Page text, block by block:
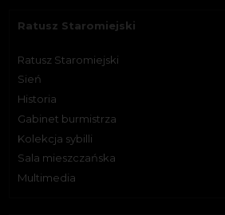
Ratusz Staromiejski
Ratusz Staromiejski
Sień
Historia
Gabinet burmistrza
Kolekcja sybilli
Sala mieszczańska
Multimedia